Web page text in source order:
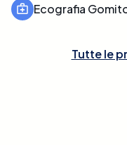
Ecografia
Tutte le